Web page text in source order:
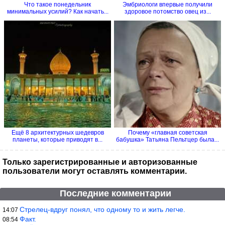
Что такое понедельник
минимальных усилий? Как начать...
Эмбриологи впервые получили
здоровое потомство овец из...
Ещё 8 архитектурных шедевров
планеты, которые приводят в...
Почему «главная советская
бабушка» Татьяна Пельтцер была...
Только зарегистрированные и авторизованные
пользователи могут оставлять комментарии.
Последние комментарии
14:07 Стрелец-вдруг понял, что одному то и жить легче.
08:54 Факт.